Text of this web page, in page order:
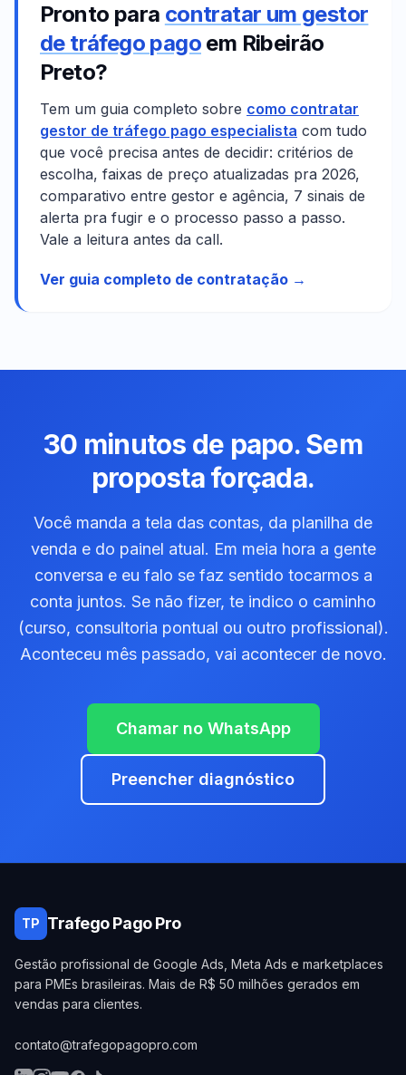
Pronto para contratar um gestor
de tráfego pago em Ribeirão
Preto?
Tem um guia completo sobre como contratar
gestor de tráfego pago especialista com tudo
que você precisa antes de decidir: critérios de
escolha, faixas de preço atualizadas pra 2026,
comparativo entre gestor e agência, 7 sinais de
alerta pra fugir e o processo passo a passo.
Vale a leitura antes da call.
Ver guia completo de contratação →
30 minutos de papo. Sem
proposta forçada.
Você manda a tela das contas, da planilha de
venda e do painel atual. Em meia hora a gente
conversa e eu falo se faz sentido tocarmos a
conta juntos. Se não fizer, te indico o caminho
(curso, consultoria pontual ou outro profissional).
Aconteceu mês passado, vai acontecer de novo.
Chamar no WhatsApp
Preencher diagnóstico
TP Trafego Pago Pro
Gestão profissional de Google Ads, Meta Ads e marketplaces
para PMEs brasileiras. Mais de R$ 50 milhões gerados em
vendas para clientes.
contato@trafegopagopro.com